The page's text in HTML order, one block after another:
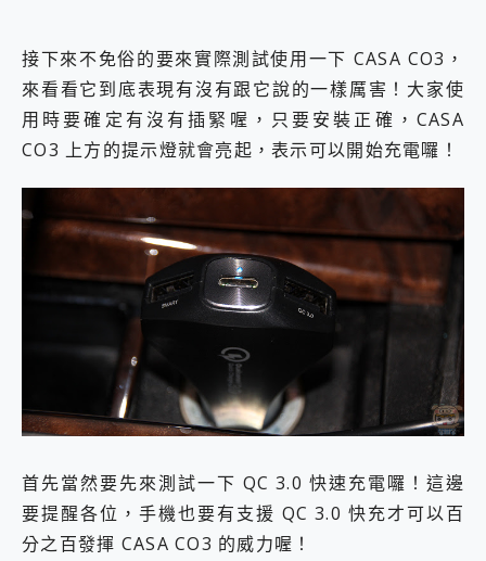
接下來不免俗的要來實際測試使用一下 CASA CO3，
來看看它到底表現有沒有跟它說的一樣厲害！大家使
用時要確定有沒有插緊喔，只要安裝正確，CASA
CO3 上方的提示燈就會亮起，表示可以開始充電囉！
首先當然要先來測試一下 QC 3.0 快速充電囉！這邊
要提醒各位，手機也要有支援 QC 3.0 快充才可以百
分之百發揮 CASA CO3 的威力喔！